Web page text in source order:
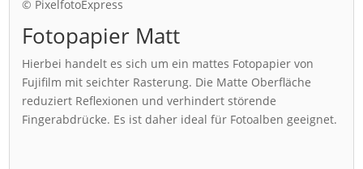
© PixelfotoExpress
Fotopapier Matt
Hierbei handelt es sich um ein mattes Fotopapier von
Fujifilm mit seichter Rasterung. Die Matte Oberfläche
reduziert Reflexionen und verhindert störende
Fingerabdrücke. Es ist daher ideal für Fotoalben geeignet.